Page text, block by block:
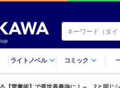
ライトノベル コミック